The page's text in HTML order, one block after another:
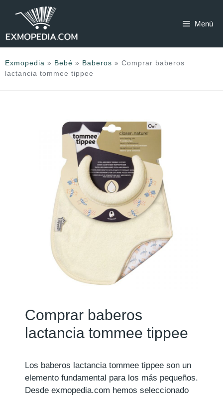
Menú
Exmopedia » Bebé » Baberos » Comprar baberos
lactancia tommee tippee
Comprar baberos
lactancia tommee tippee
Los baberos lactancia tommee tippee son un
elemento fundamental para los más pequeños.
Desde exmopedia.com hemos seleccionado